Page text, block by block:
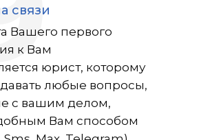
связи
Вашего первого
к Вам
юрист, которому
любые вопросы,
с вашим делом,
Вам способом